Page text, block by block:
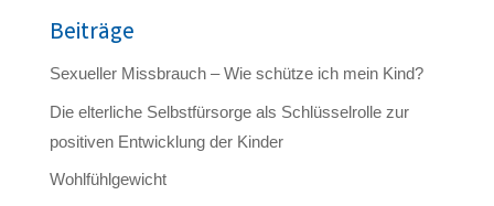
Beiträge
Sexueller Missbrauch – Wie schütze ich mein Kind?
Die elterliche Selbstfürsorge als Schlüsselrolle zur
positiven Entwicklung der Kinder
Wohlfühlgewicht